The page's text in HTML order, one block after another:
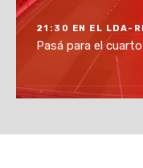
21:30 EN EL LDA-
Pasá para el cuarto